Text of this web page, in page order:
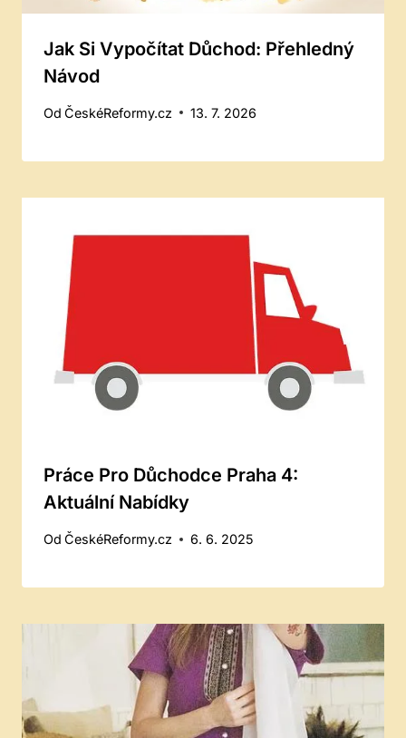
Jak Si Vypočítat Důchod: Přehledný
Návod
Od ČeskéReformy.cz 13. 7. 2026
Práce Pro Důchodce Praha 4:
Aktuální Nabídky
Od ČeskéReformy.cz 6. 6. 2025